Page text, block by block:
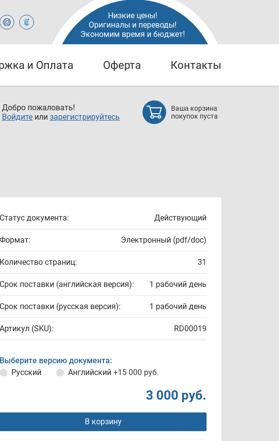
Низкие цены!
Оригиналы и переводы!
Экономим время и бюджет!
и Оплата Оферта Контакты
Добро пожаловать!
Войдите или зарегистрируйтесь
Ваша корзина
покупок пуста
Статус документа: Действующий
Формат: Электронный (pdf/doc)
Количество страниц: 31
Срок поставки (английская версия): 1 рабочий день
Срок поставки (русская версия): 1 рабочий день
Артикул (SKU): RD00019
Выберите версию документа:
Русский
Английский +15 000 руб.
3 000 руб.
В корзину